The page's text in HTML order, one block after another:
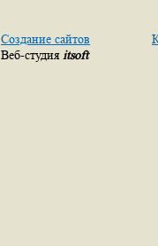
Создание сайтов
Веб-студия itsoft